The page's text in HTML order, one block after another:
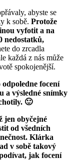
abyste se
k sobě. Protože
vyfotit a na
nedostatků,
do zrcadla
každá z nás může
spokojenější.
focení
a výsledné snímky
🙂
jen obyčejné
od všedních
Klárka
v sobě takový
jak focení